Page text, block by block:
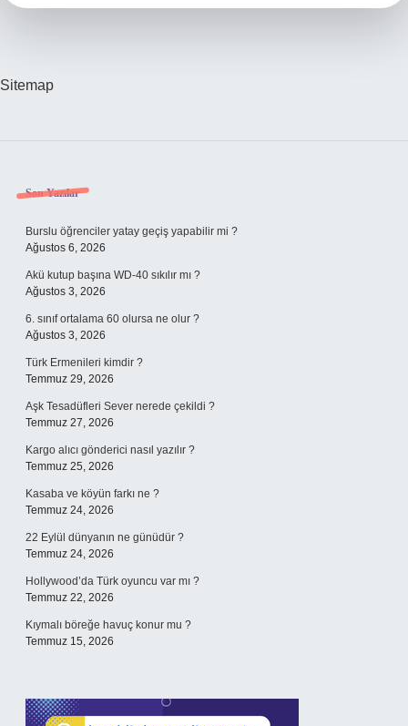
Sitemap
Sidebar
Son Yazılar
Burslu öğrenciler yatay geçiş yapabilir mi ?
Ağustos 6, 2026
Akü kutup başına WD-40 sıkılır mı ?
Ağustos 3, 2026
6. sınıf ortalama 60 olursa ne olur ?
Ağustos 3, 2026
Türk Ermenileri kimdir ?
Temmuz 29, 2026
Aşk Tesadüfleri Sever nerede çekildi ?
Temmuz 27, 2026
Kargo alıcı gönderici nasıl yazılır ?
Temmuz 25, 2026
Kasaba ve köyün farkı ne ?
Temmuz 24, 2026
22 Eylül dünyanın ne günüdür ?
Temmuz 24, 2026
Hollywood’da Türk oyuncu var mı ?
Temmuz 22, 2026
Kıymalı böreğe havuç konur mu ?
Temmuz 15, 2026